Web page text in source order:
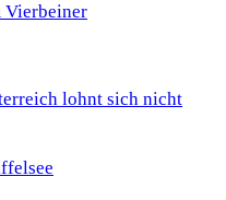
Vierbeiner
lohnt sich nicht